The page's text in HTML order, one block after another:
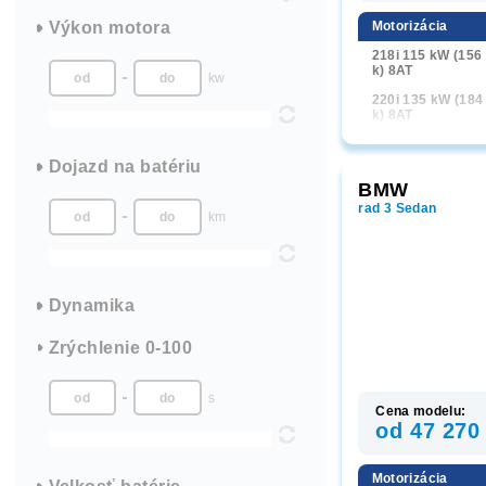
Výkon motora
kw
Dojazd na batériu
km
Dynamika
Zrýchlenie 0-100
s
223d 155 kW (211
k) xDrive 7AT
Motorizácia
218i 115 kW (156
k) 8AT
220i 135 kW (184
k) 8AT
220d 140 kW
230i 180 kW (245
k) 8AT
BMW
rad 3 Sedan
Cena modelu:
od 47 270
Motorizácia